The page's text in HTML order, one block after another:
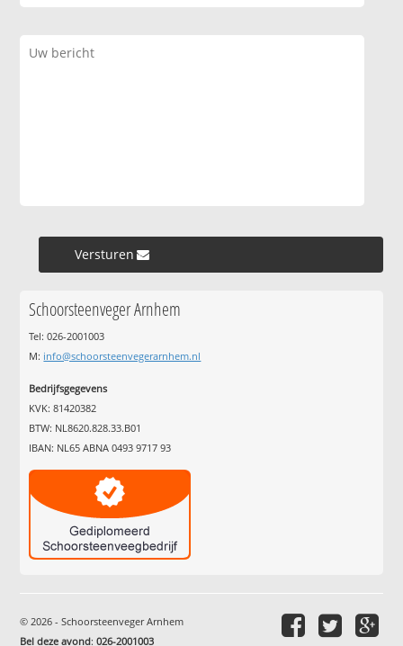
Versturen »
Schoorsteenveger Arnhem
Tel: 026-2001003
M: info@schoorsteenvegerarnhem.nl
Bedrijfsgegevens
KVK: 81420382
BTW: NL8620.828.33.B01
IBAN: NL65 ABNA 0493 9717 93
© 2026 - Schoorsteenveger Arnhem
Bel deze avond:026-2001003